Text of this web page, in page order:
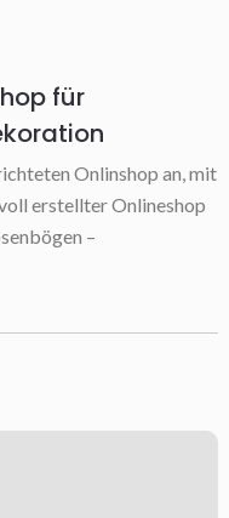
für
Onlinshop an, mit
erstellter Onlineshop
–